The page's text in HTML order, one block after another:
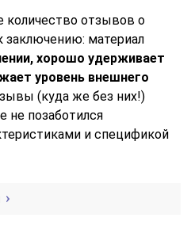
количество отзывов о
заключению: материал
хорошо удерживает
уровень внешнего
(куда же без них!)
не позаботился
и спецификой